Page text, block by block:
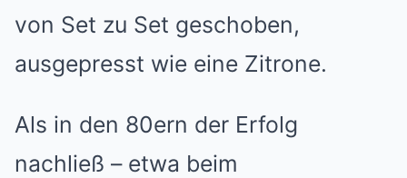
von Set zu Set geschoben,
ausgepresst wie eine Zitrone.
Als in den 80ern der Erfolg
nachließ – etwa beim